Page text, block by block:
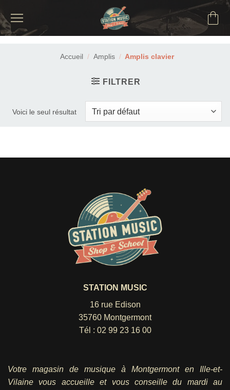
au
contenu
Accueil / Amplis / Amplis clavier
FILTRER
Voici le seul résultat
STATION MUSIC
16 rue Edison
35760 Montgermont
Tél : 02 99 23 16 00
Votre magasin de musique à Montgermont en Ille-et-
Vilaine vous accueille et vous conseille du mardi au